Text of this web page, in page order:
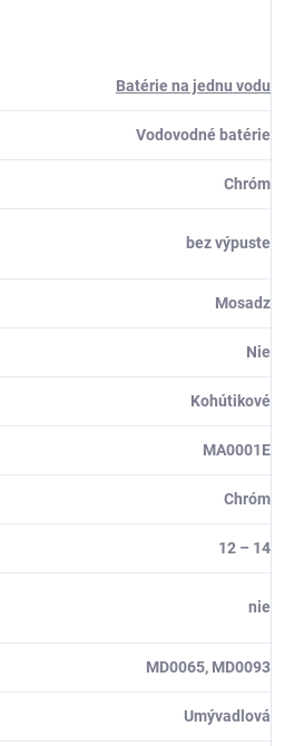
Batérie na jednu vodu
Vodovodné batérie
Chróm
bez výpuste
Mosadz
Nie
Kohútikové
MA0001E
Chróm
12 – 14
nie
MD0065, MD0093
Umývadlová